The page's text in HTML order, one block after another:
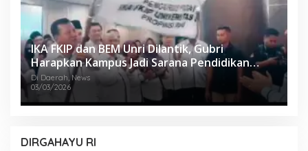
IKA FKIP dan BEM Unri Dilantik, Gubri
Harapkan Kampus Jadi Sarana Pendidikan
Moral yang Baik
Di Daerah, News
03/03/2026
DIRGAHAYU RI